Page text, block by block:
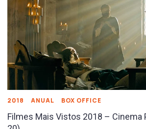
2018 ANUAL BOX OFFICE
Filmes Mais Vistos 2018 – Cinema